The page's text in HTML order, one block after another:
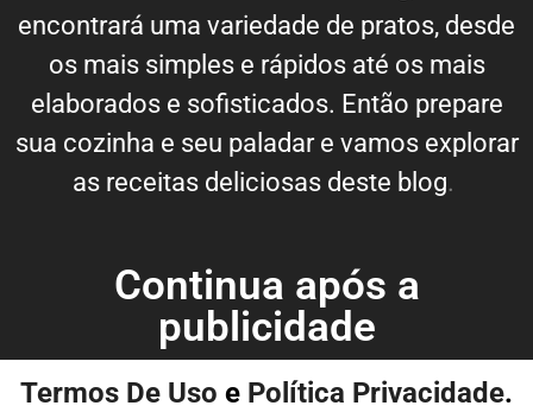
encontrará uma variedade de pratos, desde
os mais simples e rápidos até os mais
elaborados e sofisticados. Então prepare
sua cozinha e seu paladar e vamos explorar
as receitas deliciosas deste blog.
Continua após a
publicidade
Termos De Uso e Política Privacidade.